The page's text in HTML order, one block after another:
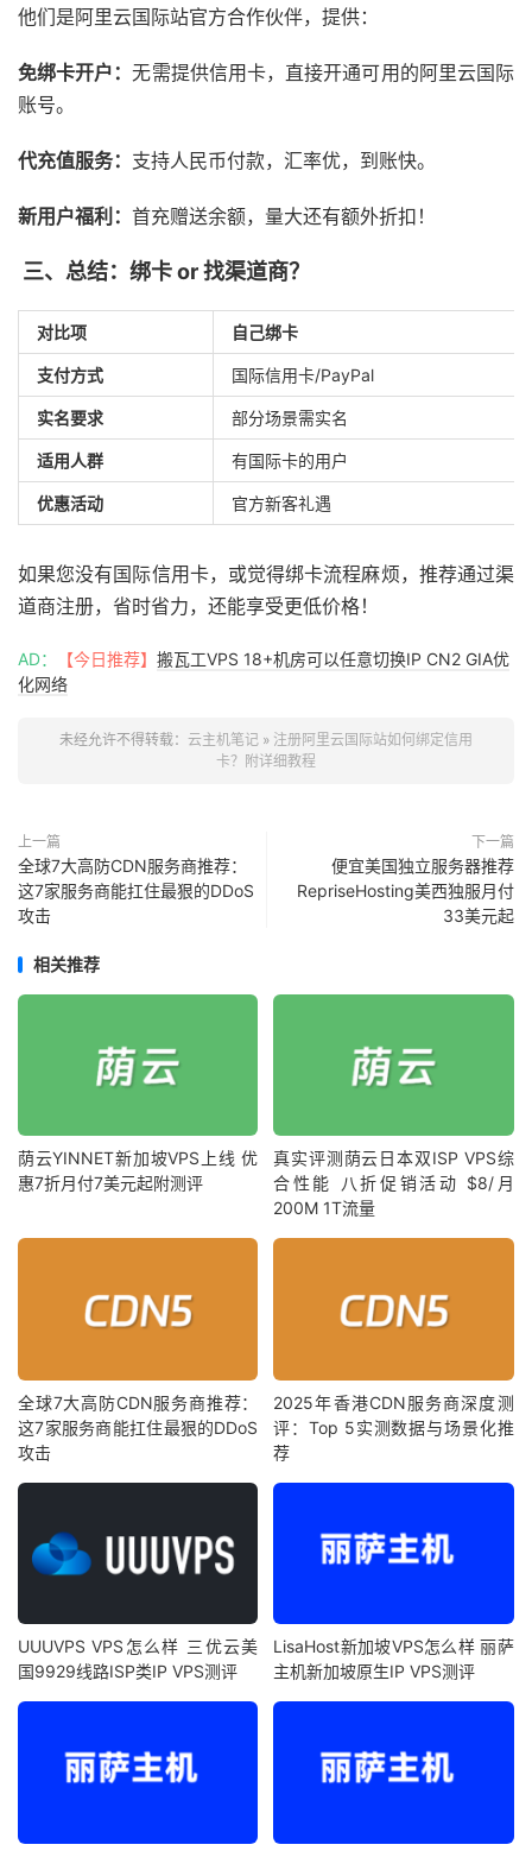
他们是阿里云国际站官方合作伙伴，提供：
免绑卡开户：无需提供信用卡，直接开通可用的阿里云国际
账号。
代充值服务： 支持人民币付款，汇率优，到账快。
新用户福利： 首充赠送余额，量大还有额外折扣！
三、总结：绑卡 or 找渠道商？
对比项 自己绑卡
支付方式 国际信用卡/PayPal
实名要求 部分场景需实名
适用人群 有国际卡的用户
优惠活动 官方新客礼遇
如果您没有国际信用卡，或觉得绑卡流程麻烦，推荐通过渠
道商注册，省时省力，还能享受更低价格！
AD： 【今日推荐】 搬瓦工VPS 18+机房可以任意切换IP CN2 GIA优
化网络
未经允许不得转载： 云主机笔记 » 注册阿里云国际站如何绑定信用
卡？附详细教程
上一篇
全球7大高防CDN服务商推荐：
这7家服务商能扛住最狠的DDoS
攻击
下一篇
便宜美国独立服务器推荐
RepriseHosting美西独服月付
33美元起
相关推荐
荫云YINNET新加坡VPS上线 优
惠7折月付7美元起附测评
真实评测荫云日本双ISP VPS综
合性能 八折促销活动 $8/月
200M 1T流量
全球7大高防CDN服务商推荐：
这7家服务商能扛住最狠的DDoS
攻击
2025年香港CDN服务商深度测
评：Top 5实测数据与场景化推
荐
UUUVPS VPS怎么样 三优云美
国9929线路ISP类IP VPS测评
LisaHost新加坡VPS怎么样 丽萨
主机新加坡原生IP VPS测评